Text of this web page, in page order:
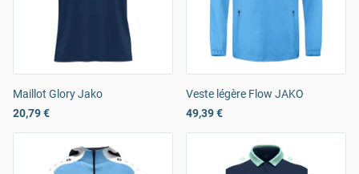
Maillot Glory Jako
20,79 €
Veste légère Flow JAKO
49,39 €